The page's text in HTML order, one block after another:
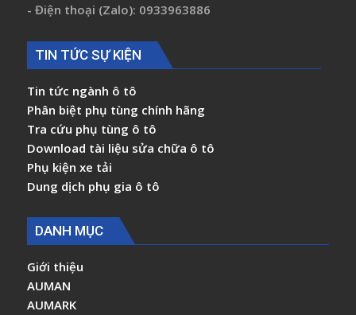
- Điện thoại (Zalo): 0933963886
TIN TỨC SỰ KIỆN
Tin tức ngành ô tô
Phân biệt phụ tùng chính hãng
Tra cứu phụ tùng ô tô
Download tài liệu sửa chữa ô tô
Phụ kiện xe tải
Dung dịch phụ gia ô tô
DANH MỤC
Giới thiệu
AUMAN
AUMARK